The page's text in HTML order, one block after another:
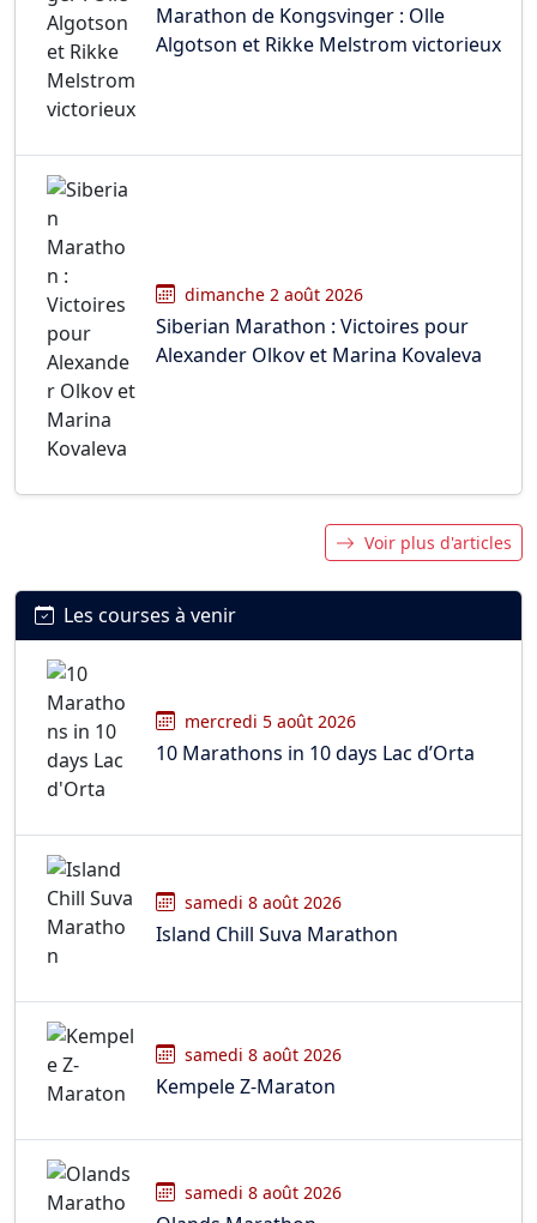
Marathon de Kongsvinger : Olle
Algotson et Rikke Melstrom victorieux
dimanche 2 août 2026
Siberian Marathon : Victoires pour
Alexander Olkov et Marina Kovaleva
Voir plus d'articles
Les courses à venir
mercredi 5 août 2026
10 Marathons in 10 days Lac d’Orta
samedi 8 août 2026
Island Chill Suva Marathon
samedi 8 août 2026
Kempele Z-Maraton
samedi 8 août 2026